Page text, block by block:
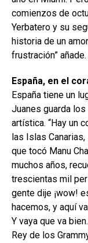
comienzos de
Yerbatero y su
historia de un
frustración” añade.
España, en el
España tiene un
Juanes guarda
artística. “Hay un
las Islas
que tocó Manu
muchos años,
trescientas mil
gente dije ¡wow!
hacemos, y aquí
Y vaya que va
Rey de los